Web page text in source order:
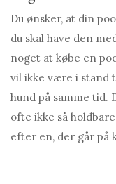
Du ønsker, at din
du skal have den
noget at købe en
vil ikke være i stand
hund på samme
ofte ikke så
efter en, der går på